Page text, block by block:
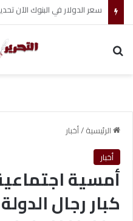
ضبط متهم بممارسة انتحال
الرئيسية/أخبار
أخبار
أمسية
كبار رجال